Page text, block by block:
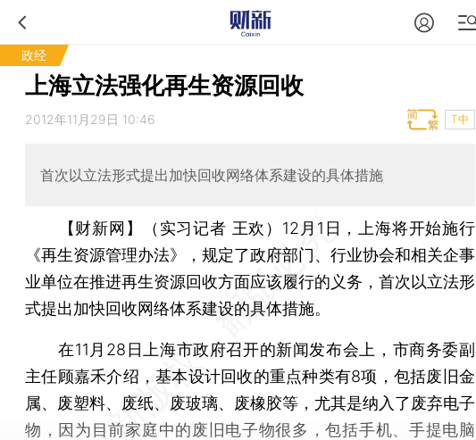
政经
上海立法强化再生资源回收
2012年11月29日 10:46 T中
首次以立法形式提出加快回收网络体系建设的具体措施
【财新网】（实习记者 王欢） 12月1日，上海将开始施行
《再生资源管理办法》，规定了政府部门、行业协会和相关企事
业单位在推进再生资源回收方面应该履行的义务，首次以立法形
式提出加快回收网络体系建设的具体措施。
在11月28日上海市政府召开的新闻发布会上，市商务委副
主任顾嘉禾介绍，基本设计回收的重点种类有8项，包括废旧金
属、废塑料、废纸、废玻璃、废橡胶等，尤其是纳入了废弃电子
物，因为目前家庭中的废旧电子物很多，包括手机、手提电脑